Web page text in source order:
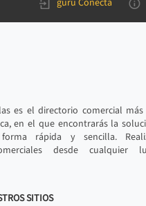
gurú Conecta
es el directorio comercial
en el que encontrarás la
rápida y sencilla.
desde cualquier
SITIOS